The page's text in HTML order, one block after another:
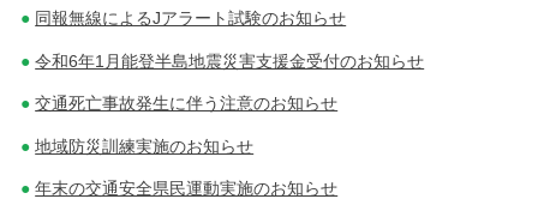
同報無線によるJアラート試験のお知らせ
令和6年1月能登半島地震災害支援金受付のお知らせ
交通死亡事故発生に伴う注意のお知らせ
地域防災訓練実施のお知らせ
年末の交通安全県民運動実施のお知らせ